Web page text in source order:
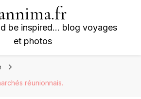
be inspired… blog voyages
et photos
réunionnais.